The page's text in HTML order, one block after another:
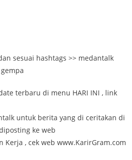
sesuai hashtags >> medantalk
terbaru di menu HARI INI , link
untuk berita yang di ceritakan di
ke web
Kerja , cek web www.KarirGram.com